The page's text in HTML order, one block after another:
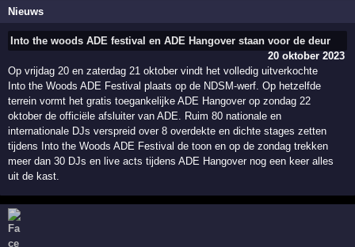
Nieuws
Into the woods ADE festival en ADE Hangover staan voor de deur
20 oktober 2023
Op vrijdag 20 en zaterdag 21 oktober vindt het volledig uitverkochte
Into the Woods ADE Festival plaats op de NDSM-werf. Op hetzelfde
terrein vormt het gratis toegankelijke ADE Hangover op zondag 22
oktober de officiële afsluiter van ADE. Ruim 80 nationale en
internationale DJs verspreid over 8 overdekte en dichte stages zetten
tijdens Into the Woods ADE Festival de toon en op de zondag trekken
meer dan 30 DJs en live acts tijdens ADE Hangover nog een keer alles
uit de kast.